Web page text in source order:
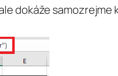
dokáže samozrejme